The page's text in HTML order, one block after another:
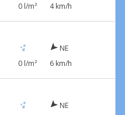
0 l/m²
4 km/h
0 l/m²
NE
6 km/h
NE